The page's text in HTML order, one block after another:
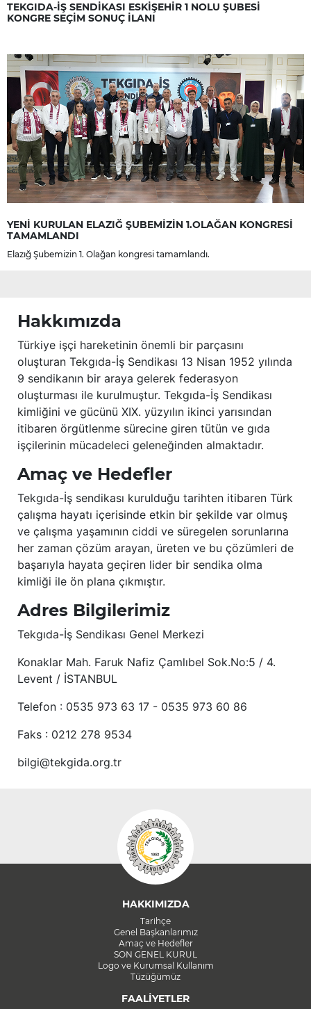
TEKGIDA-İŞ SENDİKASI ESKİŞEHİR 1 NOLU ŞUBESİ
KONGRE SEÇİM SONUÇ İLANI
YENİ KURULAN ELAZIĞ ŞUBEMİZİN 1.OLAĞAN KONGRESİ
TAMAMLANDI
Elazığ Şubemizin 1. Olağan kongresi tamamlandı.
Hakkımızda
Türkiye işçi hareketinin önemli bir parçasını
oluşturan Tekgıda-İş Sendikası 13 Nisan 1952 yılında
9 sendikanın bir araya gelerek federasyon
oluşturması ile kurulmuştur. Tekgıda-İş Sendikası
kimliğini ve gücünü XIX. yüzyılın ikinci yarısından
itibaren örgütlenme sürecine giren tütün ve gıda
işçilerinin mücadeleci geleneğinden almaktadır.
Amaç ve Hedefler
Tekgıda-İş sendikası kurulduğu tarihten itibaren Türk
çalışma hayatı içerisinde etkin bir şekilde var olmuş
ve çalışma yaşamının ciddi ve süregelen sorunlarına
her zaman çözüm arayan, üreten ve bu çözümleri de
başarıyla hayata geçiren lider bir sendika olma
kimliği ile ön plana çıkmıştır.
Adres Bilgilerimiz
Tekgıda-İş Sendikası Genel Merkezi
Konaklar Mah. Faruk Nafiz Çamlıbel Sok.No:5 / 4.
Levent / İSTANBUL
Telefon : 0535 973 63 17 - 0535 973 60 86
Faks : 0212 278 9534
bilgi@tekgida.org.tr
HAKKIMIZDA
Tarihçe
Genel Başkanlarımız
Amaç ve Hedefler
SON GENEL KURUL
Logo ve Kurumsal Kullanım
Tüzüğümüz
FAALİYETLER